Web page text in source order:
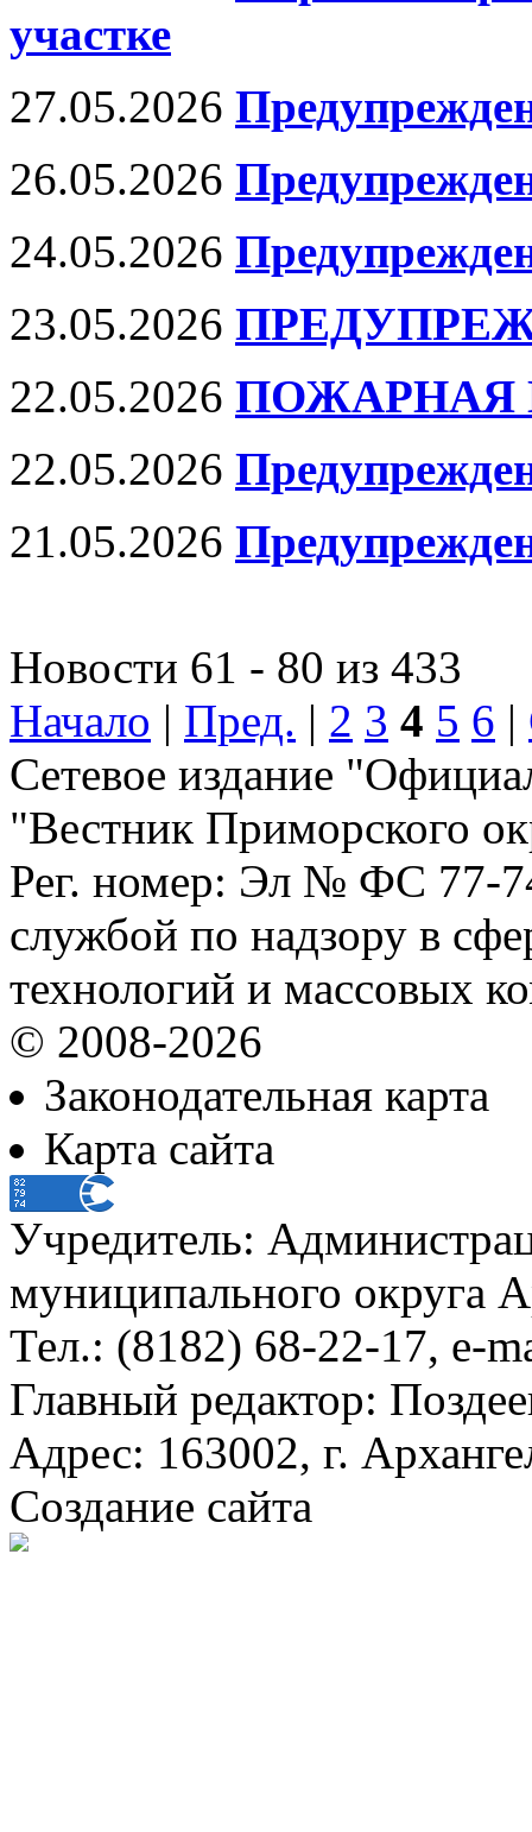
участке
27.05.2026
26.05.2026
24.05.2026
23.05.2026
22.05.2026 ПОЖАРНАЯ
22.05.2026
21.05.2026
Новости 61 - 80 из 433
Начало | Пред. | 2 3 4 5 6 |
Сетевое издание
"Вестник Приморского
Рег. номер: Эл № ФС 77-
службой по надзору в
технологий и массовых
© 2008-2026
Законодательная карта
Карта сайта
Учредитель:
муниципального округа
Тел.: (8182) 68-22-17, e-
Главный редактор:
Адрес: 163002, г.
Создание сайта